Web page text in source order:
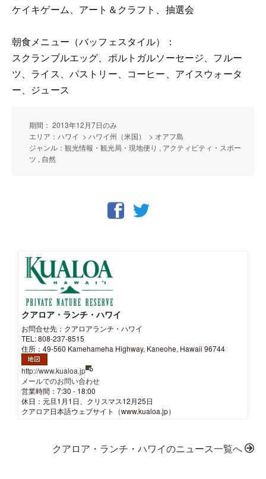
ケイキゲーム、アート＆クラフト、抽選会
朝食メニュー（バッフェスタイル）：
スクランブルエッグ、ポルトガルソーセージ、フルー
ツ、ライス、パストリー、コーヒー、アイスウォータ
ー、ジュース
期間： 2013年12月7日のみ
エリア：ハワイ > ハワイ州（米国） > オアフ島
ジャンル：観光情報・観光局・現地便り , アクティビティ・スポー
ツ , 自然
クアロア・ランチ・ハワイ
お問合せ先：クアロアランチ・ハワイ
TEL: 808-237-8515
住所：49-560 Kamehameha Highway, Kaneohe, Hawaii 96744
http://www.kualoa.jp
メールでのお問い合わせ
営業時間：7:30 - 18:00
休日：元旦1月1日、クリスマス12月25日
クアロア日本語ウェブサイト（www.kualoa.jp）
クアロア・ランチ・ハワイのニュース一覧へ